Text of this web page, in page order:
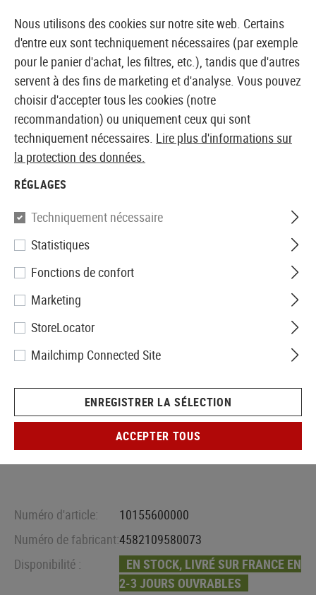
BOUTIQUE ET GROSSISTE EUROPÉEN AIRSOFT
Accueil Tuning et pièces détachées AEG Interne
Prometheus
6.03mm EG Barrel 455mm
Numéro d'article:
10155600000
Numéro de fabricant:4582109580073
Disponibilité :
EN STOCK, LIVRÉ SUR FRANCE EN
2-3 JOURS OUVRABLES
Nous utilisons des cookies sur notre site web. Certains
d'entre eux sont techniquement nécessaires (par exemple
pour le panier d'achat, les filtres, etc.), tandis que d'autres
servent à des fins de marketing et d'analyse. Vous pouvez
choisir d'accepter tous les cookies (notre
recommandation) ou uniquement ceux qui sont
techniquement nécessaires. Lire plus d'informations sur
la protection des données.
RÉGLAGES
Techniquement nécessaire
Statistiques
Fonctions de confort
Marketing
StoreLocator
Mailchimp Connected Site
ENREGISTRER LA SÉLECTION
ACCEPTER TOUS